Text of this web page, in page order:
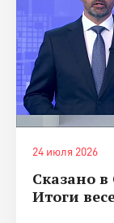
24 июля 2026
Сказано
Итоги